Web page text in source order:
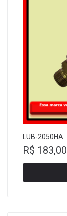
LUB-2050HA
R$ 183,00